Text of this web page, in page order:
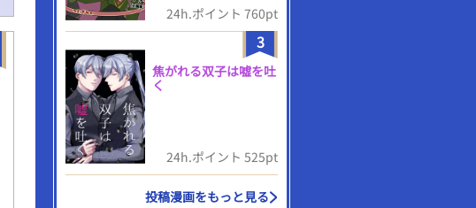
24h.ポイント 760pt
3
焦がれる双子は嘘を吐
く
24h.ポイント 525pt
投稿漫画をもっと見る